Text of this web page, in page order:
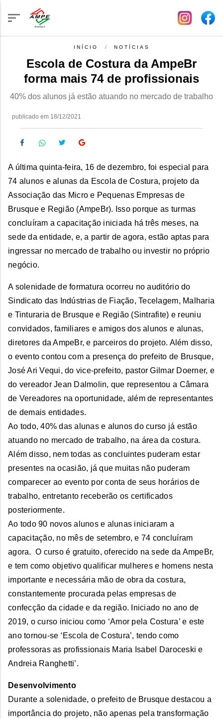
INÍCIO NOTÍCIAS
Escola de Costura da AmpeBr
forma mais 74 de profissionais
40% dos alunos já estão atuando no mercado de trabalho
publicado em 18/12/2021
A última quinta-feira, 16 de dezembro, foi especial para
74 alunos e alunas da Escola de Costura, projeto da
Associação das Micro e Pequenas Empresas de
Brusque e Região (AmpeBr). Isso porque as turmas
concluíram a capacitação iniciada há três meses, na
sede da entidade, e, a partir de agora, estão aptas para
ingressar no mercado de trabalho ou investir no próprio
negócio.
A solenidade de formatura ocorreu no auditório do
Sindicato das Indústrias de Fiação, Tecelagem, Malharia
e Tinturaria de Brusque e Região (Sintrafite) e reuniu
convidados, familiares e amigos dos alunos e alunas,
diretores da AmpeBr, e parceiros do projeto. Além disso,
o evento contou com a presença do prefeito de Brusque,
José Ari Vequi, do vice-prefeito, pastor Gilmar Doerner, e
do vereador Jean Dalmolin, que representou a Câmara
de Vereadores na oportunidade, além de representantes
de demais entidades.
Ao todo, 40% das alunas e alunos do curso já estão
atuando no mercado de trabalho, na área da costura.
Além disso, nem todas as concluintes puderam estar
presentes na ocasião, já que muitas não puderam
comparecer ao evento por conta de seus horários de
trabalho, entretanto receberão os certificados
posteriormente.
Ao todo 90 novos alunos e alunas iniciaram a
capacitação, no mês de setembro, e 74 concluíram
agora. O curso é gratuito, oferecido na sede da AmpeBr,
e tem como objetivo qualificar mulheres e homens nesta
importante e necessária mão de obra da costura,
constantemente procurada pelas empresas de
confecção da cidade e da região. Iniciado no ano de
2019, o curso iniciou como ‘Amor pela Costura’ e este
ano tornou-se ‘Escola de Costura’, tendo como
professoras as profissionais Maria Isabel Daroceski e
Andreia Ranghetti’.
Desenvolvimento
Durante a solenidade, o prefeito de Brusque destacou a
importância do projeto, não apenas pela transformação